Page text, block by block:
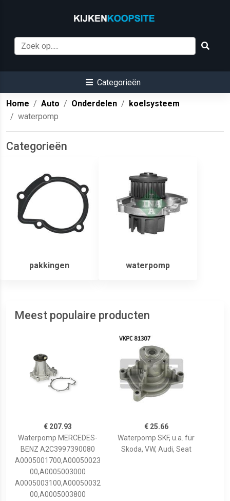
Categorieën
Home Auto Onderdelen
koelsysteem
waterpomp
Categorieën
pakkingen waterpomp
Meest populaire producten
€ 207.93
Waterpomp MERCEDES-
BENZ A2C3997390080
A0005001700,A00050023
00,A0005003000
A0005003100,A00050032
00,A0005003800
€ 25.66
Waterpomp SKF, u.a. für
Skoda, VW, Audi, Seat